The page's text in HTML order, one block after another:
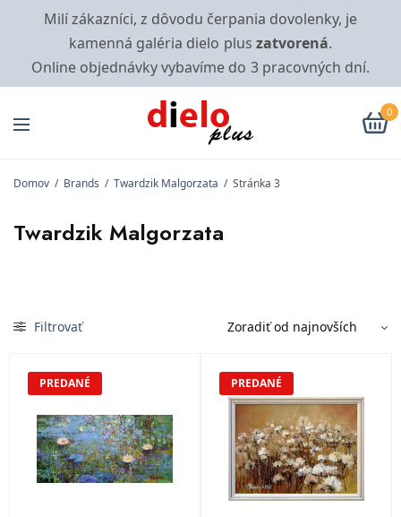
Milí zákazníci, z dôvodu čerpania dovolenky, je
kamenná galéria dielo plus zatvorená.
Online objednávky vybavíme do 3 pracovných dní.
0
Domov / Brands / Twardzik Malgorzata / Stránka 3
Twardzik Malgorzata
Filtrovať
PREDANÉ PREDANÉ